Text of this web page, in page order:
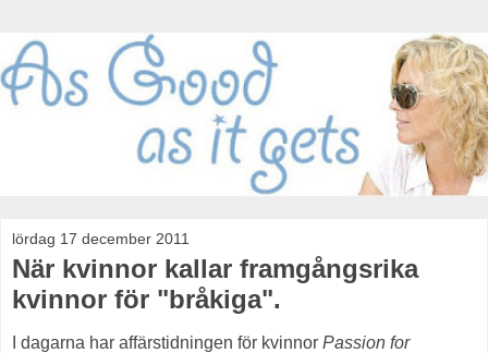
lördag 17 december 2011
När kvinnor kallar framgångsrika
kvinnor för "bråkiga".
I dagarna har affärstidningen för kvinnor Passion for